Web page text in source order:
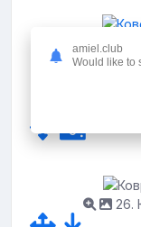
26.
amiel.club
Would like to